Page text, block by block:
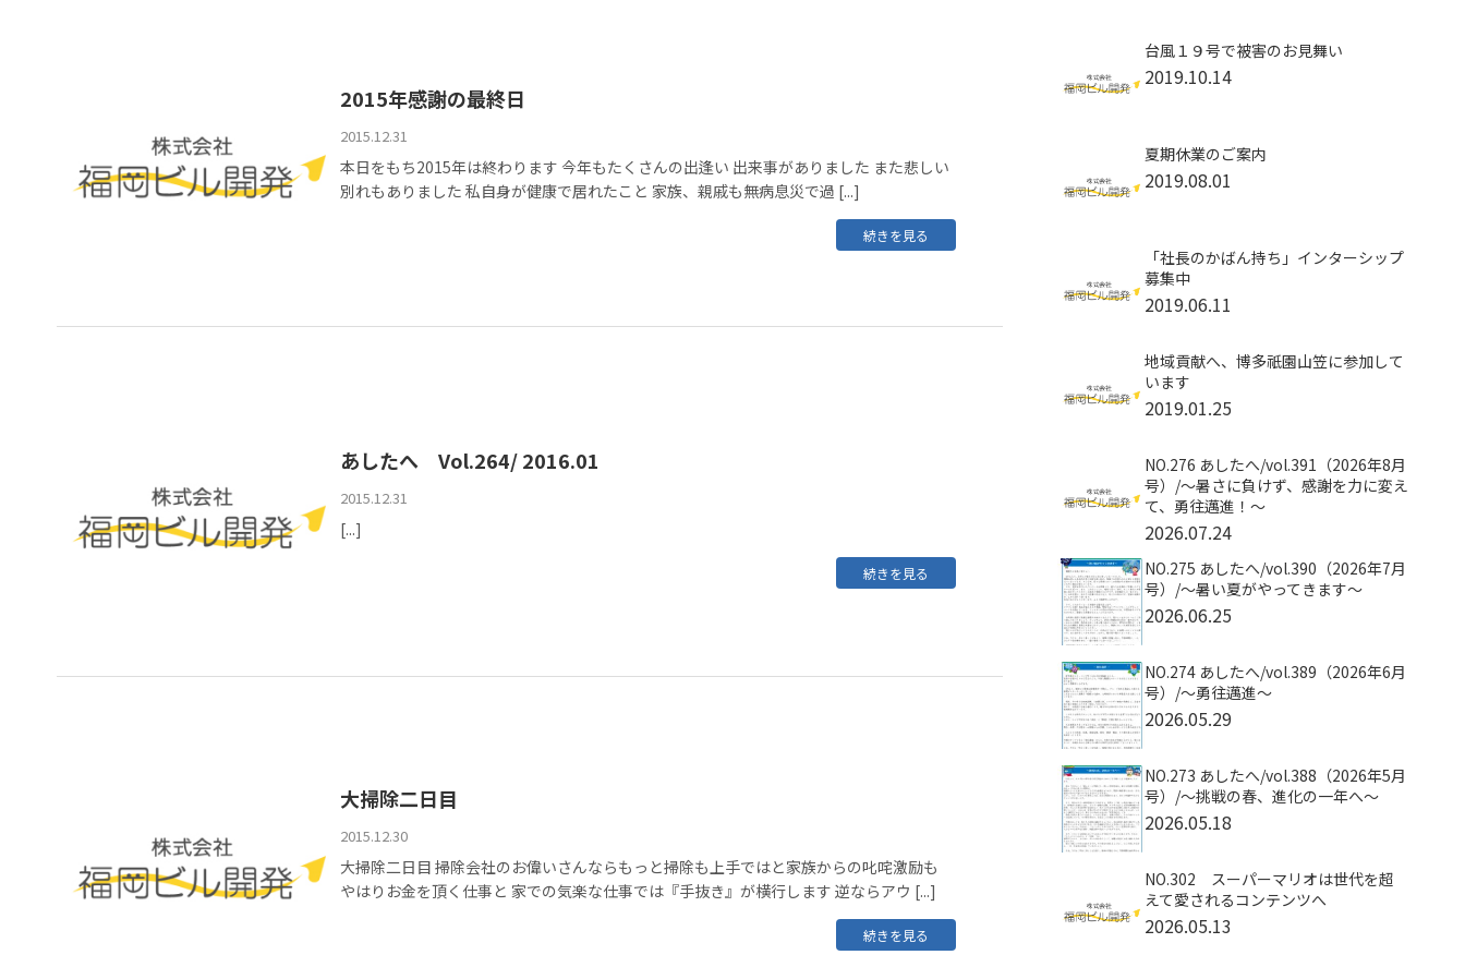
2015年感謝の最終日
2015.12.31
本日をもち2015年は終わります 今年もたくさんの出逢い 出来事がありました また悲しい
別れもありました 私自身が健康で居れたこと 家族、親戚も無病息災で過 [...]
続きを見る
あしたへ Vol.264/ 2016.01
2015.12.31
[...]
続きを見る
大掃除二日目
2015.12.30
大掃除二日目 掃除会社のお偉いさんならもっと掃除も上手ではと家族からの叱咤激励も
やはりお金を頂く仕事と 家での気楽な仕事では『手抜き』が横行します 逆ならアウ [...]
続きを見る
台風１９号で被害のお見舞い
2019.10.14
夏期休業のご案内
2019.08.01
「社長のかばん持ち」インターシップ
募集中
2019.06.11
地域貢献へ、博多祇園山笠に参加して
います
2019.01.25
NO.276 あしたへ/vol.391（2026年8月
号）/〜暑さに負けず、感謝を力に変え
て、勇往邁進！〜
2026.07.24
NO.275 あしたへ/vol.390（2026年7月
号）/～暑い夏がやってきます～
2026.06.25
NO.274 あしたへ/vol.389（2026年6月
号）/～勇往邁進～
2026.05.29
NO.273 あしたへ/vol.388（2026年5月
号）/～挑戦の春、進化の一年へ～
2026.05.18
NO.302 スーパーマリオは世代を超
えて愛されるコンテンツへ
2026.05.13